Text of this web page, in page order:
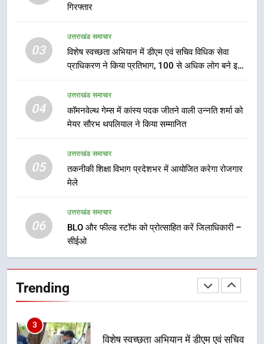
गिरफ्तार
03
उत्तराखंड समाचार
विशेष स्वच्छता अभियान में डीएम एवं सचिव विधिक सेवा
प्राधिकरण ने किया प्रतिभाग, 100 से अधिक लोग बने इस
04
उत्तराखंड समाचार
कॉमनवेल्थ गेम्स में कांस्य पदक जीतने वाली उन्नति शर्मा को
मेयर सौरभ थपलियाल ने किया सम्मानित
05
उत्तराखंड समाचार
तकनीकी शिक्षा विभाग प्रदेशभर में आयोजित करेगा रोजगार
मेले
06
उत्तराखंड समाचार
BLO और फील्ड स्टॉफ को प्रोत्साहित करें जिलाधिकारी –
सीईओ
Trending
पहुंचाने की तैयारी, 9 से 17 अगस्त तक
होंगे देशभक्ति के विविध कार्यक्रम
उत्तराखंड समाचार
कावड़ मेले को सकुशल रूप से संपन्न कराने
के लिए खुद मैदान में उतरे एसएसपी दून
1
से स्वतंत्रता दिवस पर अपने घरों में तिरंगा
फहराने का किया आवाह्न
उत्तराखंड समाचार
3
विशेष स्वच्छता अभियान में डीएम एवं सचिव